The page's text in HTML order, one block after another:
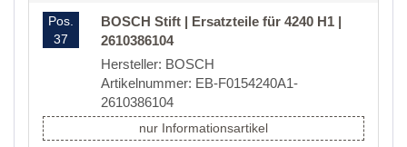
Pos.
37
BOSCH Stift | Ersatzteile für 4240 H1 |
2610386104
Hersteller: BOSCH
Artikelnummer: EB-F0154240A1-
2610386104
nur Informationsartikel